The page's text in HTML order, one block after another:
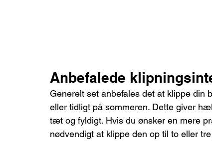
Anbefalede
Generelt set anbefales det at klippe din
eller tidligt på sommeren. Dette giver
tæt og fyldigt. Hvis du ønsker en mere
nødvendigt at klippe den op til to eller